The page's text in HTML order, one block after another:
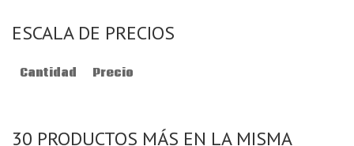
ESCALA DE PRECIOS
Cantidad Precio
30 PRODUCTOS MÁS EN LA MISMA